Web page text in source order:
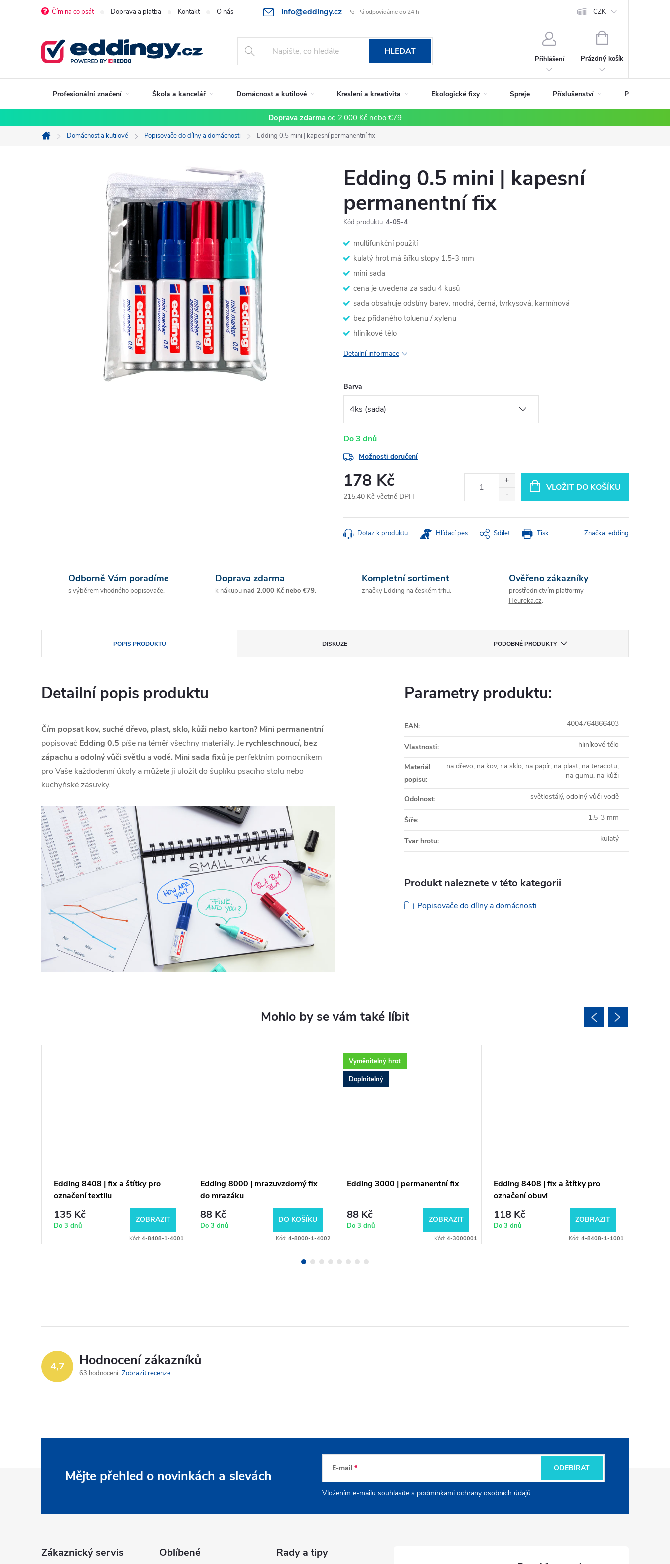
info@eddingy.cz | Po–Pá odpovídáme do 24 h
Čím na co psát Doprava a platba Kontakt O nás Rady a tipy Vrácení zboží a reklamace Obchodní podmínky CZK
HLEDAT
Přihlášení
NÁKUPNÍ
Prázdný košík
Profesionální značení Škola a kancelář Domácnost a kutilové Kreslení a kreativita Ekologické fixy Spreje Příslušenství Podle
Doprava zdarma od 2.000 Kč nebo €79
Domů
Domácnost a kutilové Popisovače do dílny a domácnosti Edding 0.5 mini | kapesní permanentní fix
Edding 0.5 mini | kapesní
permanentní fix
Kód produktu: 4-05-4
multifunkční použití
kulatý hrot má šířku stopy 1.5-3 mm
mini sada
cena je uvedena za sadu 4 kusů
sada obsahuje odstíny barev: modrá, černá, tyrkysová, karmínová
bez přidaného toluenu / xylenu
hliníkové tělo
Detailní informace
Barva
Do 3 dnů
Možnosti doručení
178 Kč
215,40 Kč včetně DPH
cena:
VLOŽIT DO KOŠÍKU
Tisk
Dotaz k produktu Hlídací pes Sdílet Značka:edding
Odborně Vám poradíme
s výběrem vhodného popisovače.
Doprava zdarma
k nákupunad 2.000 Kč nebo €79.
Kompletní sortiment
značky Edding na českém trhu.
Ověřeno zákazníky
prostřednictvím platformy
Heureka.cz.
POPIS PRODUKTU DISKUZE PODOBNÉ PRODUKTY
Detailní popis produktu
Čím popsat kov, suché dřevo, plast, sklo, kůži nebo karton? Mini permanentní
popisovač Edding 0.5 píše na téměř všechny materiály. Je rychleschnoucí, bez
zápachu aodolný vůči světlu avodě. Mini sada fixů je perfektním pomocníkem
pro Vaše každodenní úkoly a můžete ji uložit do šuplíku psacího stolu nebo
kuchyňské zásuvky.
Parametry produktu:
EAN: 4004764866403
Vlastnosti: hliníkové tělo
Materiál
popisu:
na dřevo, na kov, na sklo, na papír, na plast, na teracotu,
na gumu, na kůži
Odolnost: světlostálý, odolný vůči vodě
Šíře: 1,5-3 mm
Tvar hrotu: kulatý
Produkt naleznete v této kategorii
Popisovače do dílny a domácnosti
Edding 8408 | fix a štítky pro
označení textilu
135 Kč
Do 3 dnů
ZOBRAZIT
Kód: 4-8408-1-4001
Edding 8000 | mrazuvzdorný fix
do mrazáku
88 Kč
Do 3 dnů
DO KOŠÍKU
Kód: 4-8000-1-4002
Vyměnitelný hrot
Doplnitelný
Edding 3000 | permanentní fix
88 Kč
Do 3 dnů
ZOBRAZIT
Kód: 4-3000001
Edding 8408 | fix a štítky pro
označení obuvi
118 Kč
Do 3 dnů
ZOBRAZIT
Kód: 4-8408-1-1001
4,7 Hodnocení zákazníků
63 hodnocení Zobrazit recenze
Mějte přehled o novinkách a slevách E-mail
Vložením e-mailu souhlasíte s podmínkami ochrany osobních údajů
ODEBÍRAT
Zákaznický servis Oblíbené Rady a tipy